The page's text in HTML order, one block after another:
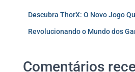
Descubra ThorX: O Novo Jogo
Revolucionando o Mundo dos
Comentários